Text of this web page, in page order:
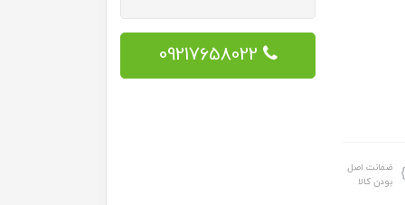
ضمانت اصل
بودن کالا
09217658022